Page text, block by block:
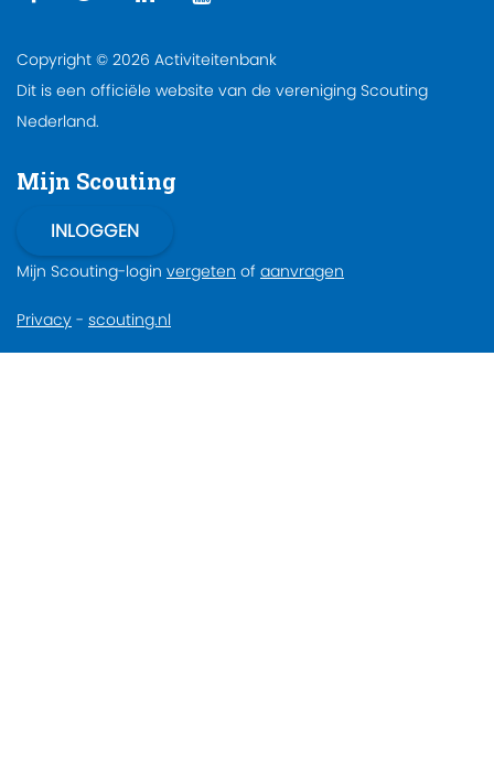
Copyright © 2026 Activiteitenbank
Dit is een officiële website van de vereniging Scouting
Nederland.
Mijn Scouting
Mijn Scouting-login vergeten of aanvragen
Privacy - scouting.nl